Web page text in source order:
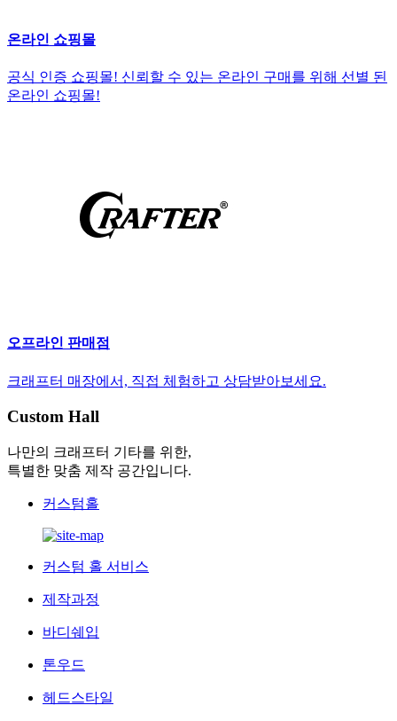
온라인 쇼핑몰
공식 인증 쇼핑몰! 신뢰할 수 있는 온라인 구매를 위해 선별 된
온라인 쇼핑몰!
오프라인 판매점
크래프터 매장에서, 직접 체험하고 상담받아보세요.
Custom Hall
나만의 크래프터 기타를 위한,
특별한 맞춤 제작 공간입니다.
커스텀홀
커스텀 홀 서비스
제작과정
바디쉐입
톤우드
헤드스타일